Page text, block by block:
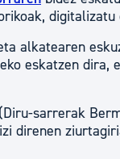
alkatearen
eskatzen dira,
sarrerak
direnen